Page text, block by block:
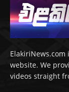
website. We
videos straight